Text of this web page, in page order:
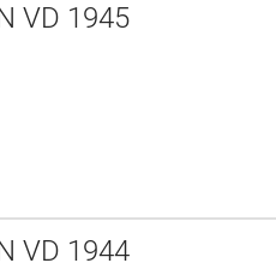
VD 1945
VD 1944